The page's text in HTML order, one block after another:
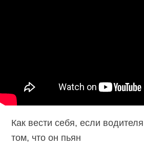
Как вести себя, если
том, что он пьян